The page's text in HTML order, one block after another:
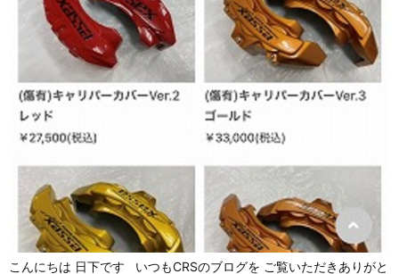
こんにちは 日下です いつもCRSのブログを ご覧いただきありがと